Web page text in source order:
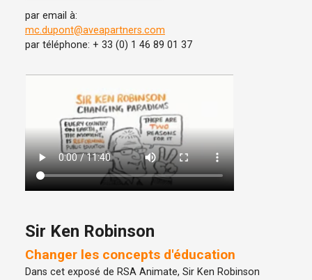
par email à:
mc.dupont@aveapartners.com
par téléphone: + 33 (0) 1 46 89 01 37
Sir Ken Robinson
Changer les concepts d'éducation
Dans cet exposé de RSA Animate, Sir Ken Robinson